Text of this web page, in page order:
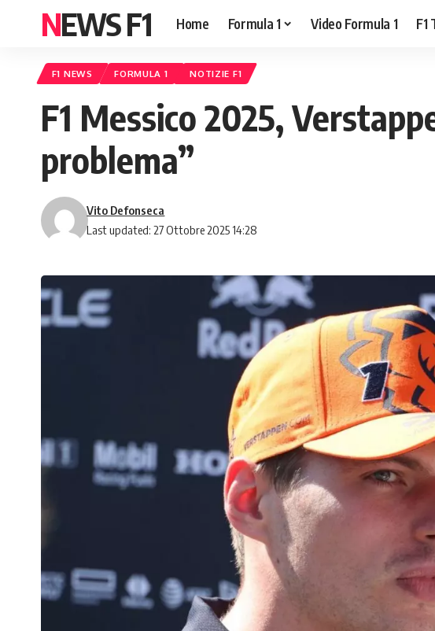
NEWS F1 Home Formula 1 Video Formula 1 F1
F1 NEWS FORMULA 1 NOTIZIE F1
F1 Messico 2025,
problema”
Last updated: 27 Ottobre 2025 14:28
Vito Defonseca